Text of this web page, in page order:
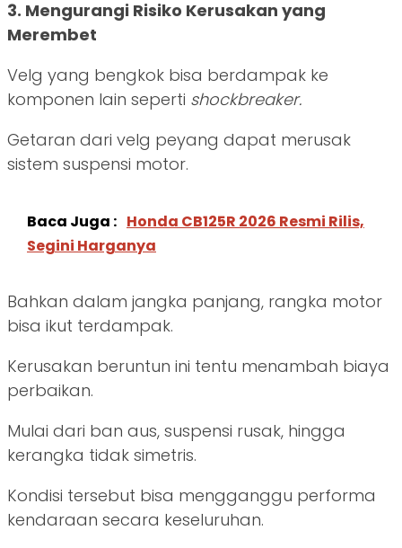
3. Mengurangi Risiko Kerusakan yang
Merembet
Velg yang bengkok bisa berdampak ke
komponen lain seperti shockbreaker.
Getaran dari velg peyang dapat merusak
sistem suspensi motor.
Baca Juga : Honda CB125R 2026 Resmi Rilis,
Segini Harganya
Bahkan dalam jangka panjang, rangka motor
bisa ikut terdampak.
Kerusakan beruntun ini tentu menambah biaya
perbaikan.
Mulai dari ban aus, suspensi rusak, hingga
kerangka tidak simetris.
Kondisi tersebut bisa mengganggu performa
kendaraan secara keseluruhan.